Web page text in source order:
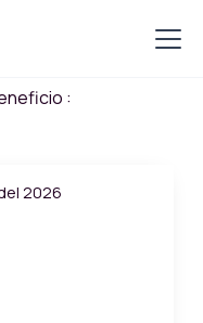
:
2026